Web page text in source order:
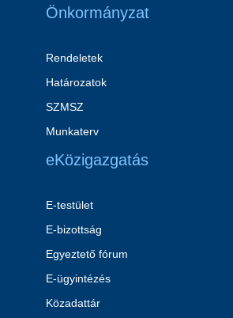
Önkormányzat
Rendeletek
Határozatok
SZMSZ
Munkaterv
eKözigazgatás
E-testület
E-bizottság
Egyeztető fórum
E-ügyintézés
Közadattár